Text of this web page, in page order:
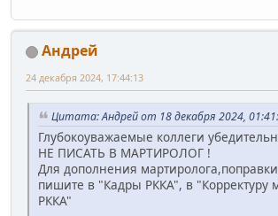
Андрей
24 декабря 2024, 17:44:13
Цитата: Андрей от 18 декабря 2024,
Глубокоуважаемые коллеги
НЕ ПИСАТЬ В МАРТИРОЛОГ !
Для дополнения
пишите в "Кадры РККА", в "Корректуру
РККА"